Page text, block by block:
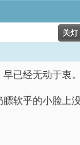
关灯
已经无动于衷。
软乎的小脸上